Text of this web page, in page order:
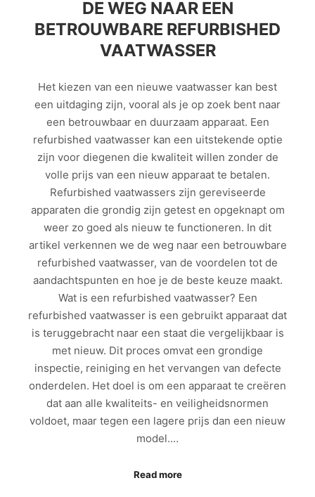
DE WEG NAAR EEN
BETROUWBARE REFURBISHED
VAATWASSER
Het kiezen van een nieuwe vaatwasser kan best
een uitdaging zijn, vooral als je op zoek bent naar
een betrouwbaar en duurzaam apparaat. Een
refurbished vaatwasser kan een uitstekende optie
zijn voor diegenen die kwaliteit willen zonder de
volle prijs van een nieuw apparaat te betalen.
Refurbished vaatwassers zijn gereviseerde
apparaten die grondig zijn getest en opgeknapt om
weer zo goed als nieuw te functioneren. In dit
artikel verkennen we de weg naar een betrouwbare
refurbished vaatwasser, van de voordelen tot de
aandachtspunten en hoe je de beste keuze maakt.
Wat is een refurbished vaatwasser? Een
refurbished vaatwasser is een gebruikt apparaat dat
is teruggebracht naar een staat die vergelijkbaar is
met nieuw. Dit proces omvat een grondige
inspectie, reiniging en het vervangen van defecte
onderdelen. Het doel is om een apparaat te creëren
dat aan alle kwaliteits- en veiligheidsnormen
voldoet, maar tegen een lagere prijs dan een nieuw
model.…
Read more